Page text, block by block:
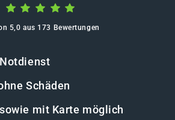
5,0 aus 173 Bewertungen
Schäden
mit Karte möglich